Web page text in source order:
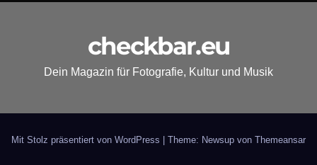
checkbar.eu
Dein Magazin für Fotografie, Kultur und Musik
Mit Stolz präsentiert von WordPress | Theme: Newsup von Themeansar